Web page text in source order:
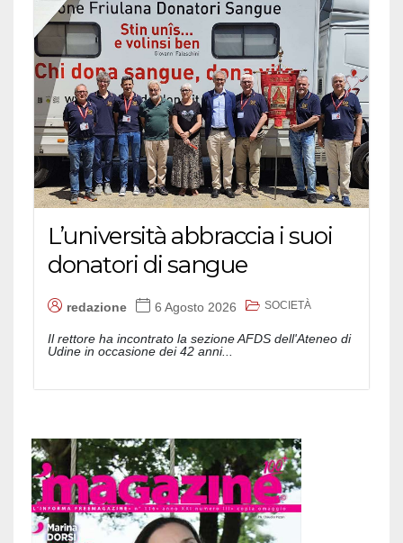
L’università abbraccia i suoi
donatori di sangue
redazione 6 Agosto 2026 SOCIETÀ
Il rettore ha incontrato la sezione AFDS dell'Ateneo di
Udine in occasione dei 42 anni...